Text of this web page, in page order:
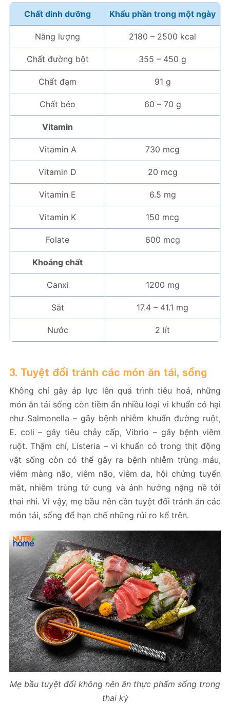
Chất dinh dưỡng Khẩu phần trong một ngày
Năng lượng 2180 – 2500 kcal
Chất đường bột 355 – 450 g
Chất đạm 91 g
Chất béo 60 – 70 g
Vitamin
Vitamin A 730 mcg
Vitamin D 20 mcg
Vitamin E 6.5 mg
Vitamin K 150 mcg
Folate 600 mcg
Khoáng chất
Canxi 1200 mg
Sắt 17.4 – 41.1 mg
Nước 2 lít
3. Tuyệt đối tránh các món ăn tái, sống
Không chỉ gây áp lực lên quá trình tiêu hoá, những
món ăn tái sống còn tiềm ẩn nhiều loại vi khuẩn có hại
như Salmonella – gây bệnh nhiễm khuẩn đường ruột,
E. coli – gây tiêu chảy cấp, Vibrio – gây bệnh viêm
ruột. Thậm chí, Listeria – vi khuẩn có trong thịt động
vật sống còn có thể gây ra bệnh nhiễm trùng máu,
viêm màng não, viêm não, viêm da, hội chứng tuyến
mắt, nhiễm trùng tử cung và ảnh hưởng nặng nề tới
thai nhi. Vì vậy, mẹ bầu nên cần tuyệt đối tránh ăn các
món tái, sống để hạn chế những rủi ro kể trên.
Mẹ bầu tuyệt đối không nên ăn thực phẩm sống trong
thai kỳ